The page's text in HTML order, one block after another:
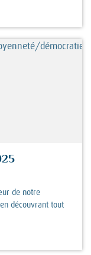
démocratie
de notre
découvrant tout